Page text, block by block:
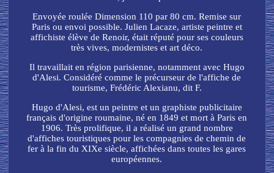
Envoyée roulée Dimension 110 par 80 cm. Remise sur
Paris ou envoi possible. Julien Lacaze, artiste peintre et
affichiste élève de Renoir, était réputé pour ses couleurs
très vives, modernistes et art déco.
Il travaillait en région parisienne, notamment avec Hugo
d'Alesi. Considéré comme le précurseur de l'affiche de
tourisme, Frédéric Alexianu, dit F.
Hugo d'Alesi, est un peintre et un graphiste publicitaire
français d'origine roumaine, né en 1849 et mort à Paris en
1906. Très prolifique, il a réalisé un grand nombre
d'affiches touristiques pour les compagnies de chemin de
fer à la fin du XIXe siècle, affichées dans toutes les gares
européennes.